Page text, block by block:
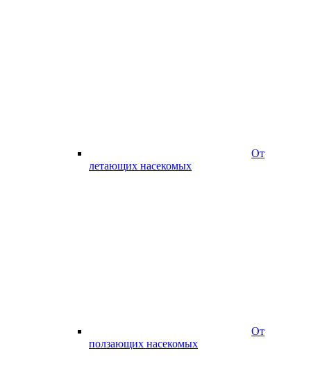
От
летающих насекомых
От
ползающих насекомых